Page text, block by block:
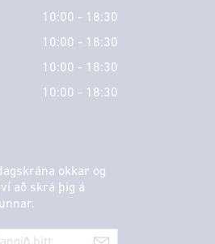
10:00 - 18:30
10:00 - 18:30
10:00 - 18:30
10:00 - 18:30
okkar og
að skrá þig á